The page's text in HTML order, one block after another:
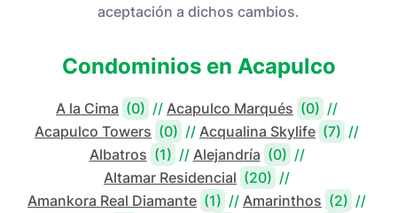
aceptación a dichos cambios.
Condominios en Acapulco
A la Cima (0) // Acapulco Marqués (0) //
Acapulco Towers (0) // Acqualina Skylife (7) //
Albatros (1) // Alejandría (0) //
Altamar Residencial (20) //
Amankora Real Diamante (1) // Amarinthos (2) //